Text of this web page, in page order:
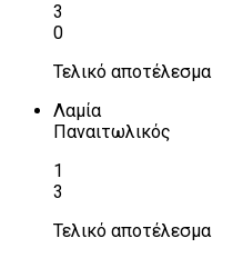
3
0
Τελικό αποτέλεσμα
Λαμία
Παναιτωλικός
1
3
Τελικό αποτέλεσμα